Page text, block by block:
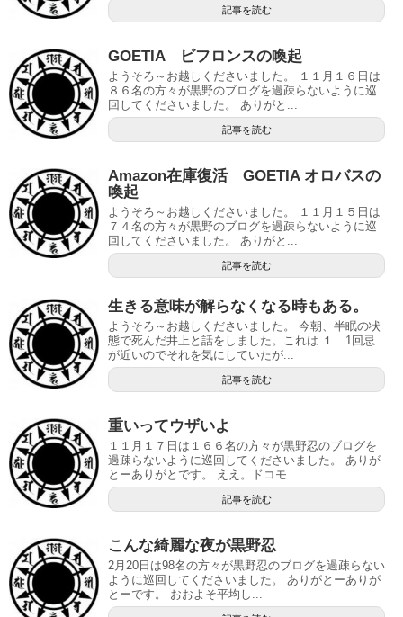
記事を読む
GOETIA ビフロンスの喚起
ようそろ～お越しくださいました。 １１月１６日は
８６名の方々が黒野のブログを過疎らないように巡
回してくださいました。 ありがと...
記事を読む
Amazon在庫復活 GOETIA オロバスの
喚起
ようそろ～お越しくださいました。 １１月１５日は
７４名の方々が黒野のブログを過疎らないように巡
回してくださいました。 ありがと...
記事を読む
生きる意味が解らなくなる時もある。
ようそろ～お越しくださいました。 今朝、半眠の状
態で死んだ井上と話をしました。これは １ 1回忌
が近いのでそれを気にしていたが...
記事を読む
重いってウザいよ
１１月１７日は１６６名の方々が黒野忍のブログを
過疎らないように巡回してくださいました。 ありが
とーありがとです。 ええ。ドコモ...
記事を読む
こんな綺麗な夜が黒野忍
2月20日は98名の方々が黒野忍のブログを過疎らない
ように巡回してくださいました。 ありがとーありが
とーです。 おおよそ平均し...